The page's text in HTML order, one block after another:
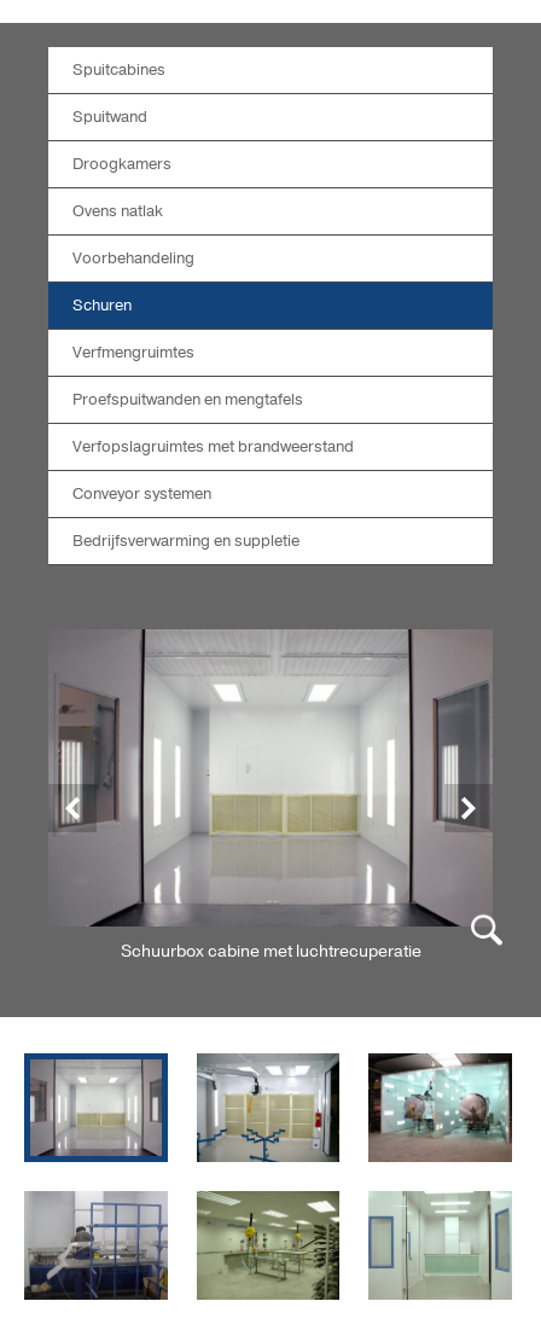
Spuitcabines
Spuitwand
Droogkamers
Ovens natlak
Voorbehandeling
Schuren
Verfmengruimtes
Proefspuitwanden en mengtafels
Verfopslagruimtes met brandweerstand
Conveyor systemen
Bedrijfsverwarming en suppletie
Vorige Volgende
Schuurbox cabine met luchtrecuperatie